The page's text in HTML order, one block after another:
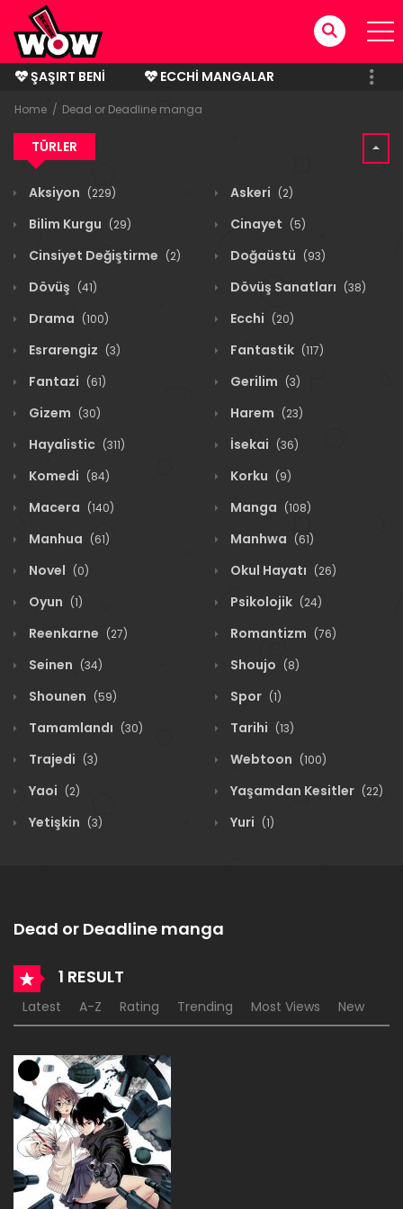
ŞAŞIRT BENI
ECCHI MANGALAR
BITMIŞ MANGALAR
Home Dead or Deadline manga
TÜRLER
Aksiyon (229) Askeri (2)
Bilim Kurgu (29) Cinayet (5)
Cinsiyet Değiştirme (2) Doğaüstü (93)
Dövüş (41) Dövüş Sanatları (38)
Drama (100) Ecchi (20)
Esrarengiz (3) Fantastik (117)
Fantazi (61) Gerilim (3)
Gizem (30) Harem (23)
Hayalistic (311) İsekai (36)
Komedi (84) Korku (9)
Macera (140) Manga (108)
Manhua (61) Manhwa (61)
Novel (0) Okul Hayatı (26)
Oyun (1) Psikolojik (24)
Reenkarne (27) Romantizm (76)
Seinen (34) Shoujo (8)
Shounen (59) Spor (1)
Tamamlandı (30) Tarihi (13)
Trajedi (3) Webtoon (100)
Yaoi (2) Yaşamdan Kesitler (22)
Yetişkin (3) Yuri (1)
Dead or Deadline manga
1 RESULT
Latest A-Z Rating Trending Most Views New